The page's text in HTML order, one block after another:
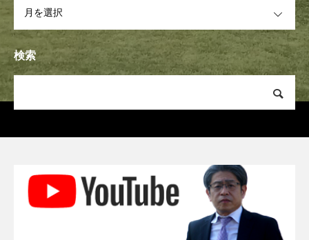
検索